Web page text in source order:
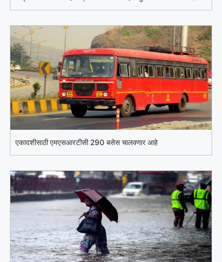
एकादशीसाठी एमएसआरटीसी 290 बसेस चालवणार आहे